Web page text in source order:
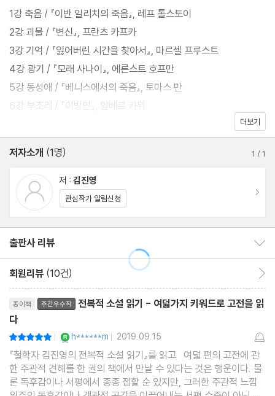
메시지를 찾아 소설의 미로를 헤치고, 교훈과 전형에 갇힌 작품 설명
을 뛰어넘어 전복적이고 독창적인 해석으로 소설을 해방시키는 능
동적 독서를 한다.
선생은 이 책에서 죽음, 괴물, 기억, 광기, 동성애, 부조리, 고독, 정
치, 여덟 가지 키워드로, 톨스토이의 『이반 일리치의 죽음』, 카프카
의 『변신』, 프루스트의 『잃어버린 시간을 찾아서』, 호프만의 『모래
사나이』, 토마스 만의 『베니스에서의 죽음』, 카뮈의 『이방인』, 한트
케의 『왼손잡이 여인』, 볼랴뇨의 『칠레의 밤』 여덟 편의 작품을 다룬
자의적 해석을 경계하기 위해 최근 문학 연구에서 활발한 역사와 철
학 담론을 작품 해석에 폭넓게 적용하기도 한다. 필리프 아리에스의
죽음사 연구, 프로이트의 정신분석학과 ‘운하임리히(unheimlich:
낯선 친숙함, 으스스함)’ 개념, 베르그송의 무의적(無意的) 기억,
카 분석 외에도 라캉, 아도르노, 마르크스, 푸코, 바르트 등의 철학과
문화 이론을 동원해 심층적인 읽기를 시도한다. 이는 작품 해석의 풍
요로움에 직결되며 선생의 문학 강의가 ‘인문학 강의의 정수’로 평가
받는 이유이기도 하다.
1강 죽음 / 『이반 일리치의 죽음』, 레프 톨스토이
2강 괴물 / 『변신』, 프란츠 카프카
3강 기억 / 『잃어버린 시간을 찾아서』, 마르셀 프루스트
4강 광기 / 『모래 사나이』, 에른스트 호프만
5강 동성애 / 『베니스에서의 죽음』, 토마스 만
6강 부조리 / 『이방인』, 알베르 카뮈
『철학자 김진영의 전복적 소설 읽기』 발간에 부쳐?변광배
더보기
저자소개 (1명) 1 /1
저 : 김진영
관심작가 알림신청
출판사 리뷰
회원리뷰 (10건)
종이책 주간우수작
전복적 소설 읽기 - 여덟가지 키워드로 고전을 읽
다
| h******m | 2019.09.15
『철학자 김진영의 전복적 소설 읽기』를 읽고 여덟 편의 고전에 관
한 주관적 견해를 한 권의 책에서 만날 수 있다는 것은 행운이다. 물
론 독후감이나 서평에서 종종 접할 순 있지만, 그러한 주관적 느낌